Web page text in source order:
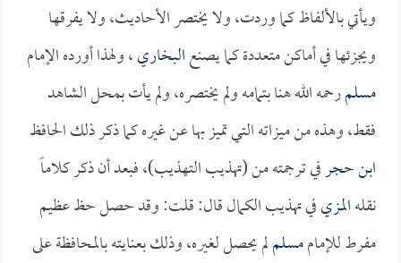
ويأتي بالألفاظ كما وردت، ولا يختصر الأحاديث، ولا يفرقها
ويجزئها في أماكن متعددة كما يصنعالبخاري، ولهذا أورده الإمام
مسلمرحمه الله هنا بتمامه ولم يختصره، ولم يأت بمحل الشاهد
فقط، وهذه من ميزاته التي تميز بها عن غيره كما ذكر ذلك الحافظ
ابن حجرفي ترجمته من (تهذيب التهذيب)، فبعد أن ذكر كلاماً
نقلهالمزيفي تهذيب الكمال قال: قلت: وقد حصل حظ عظيم
مفرط للإماممسلملم يحصل لغيره، وذلك بعنايته بالمحافظة على